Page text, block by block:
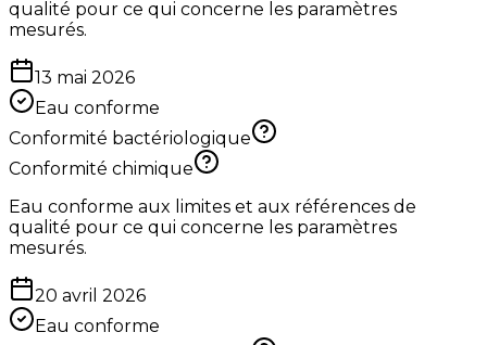
qualité pour ce qui concerne les paramètres
mesurés.
13 mai 2026
Eau conforme
Conformité bactériologique
Conformité chimique
Eau conforme aux limites et aux références de
qualité pour ce qui concerne les paramètres
mesurés.
20 avril 2026
Eau conforme